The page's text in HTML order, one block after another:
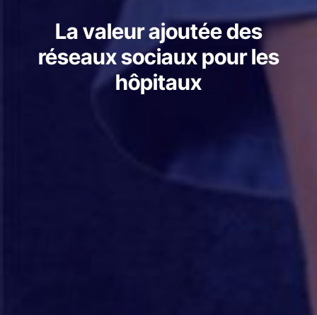
La valeur ajoutée des
réseaux sociaux pour les
hôpitaux